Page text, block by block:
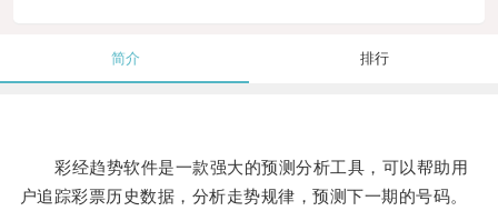
简介 排行
彩经趋势软件是一款强大的预测分析工具，可以帮助用
户追踪彩票历史数据，分析走势规律，预测下一期的号码。